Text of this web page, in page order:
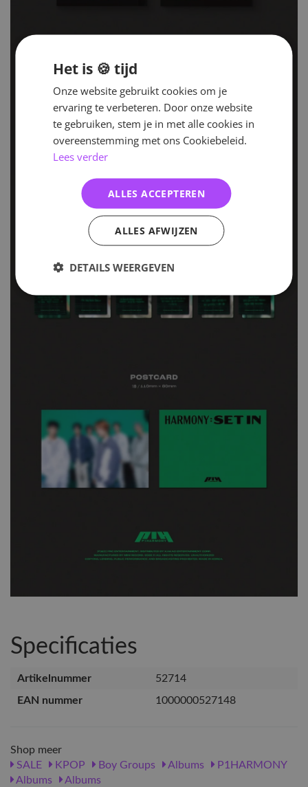
Specificaties
Artikelnummer
52714
EAN nummer
1000000527148
Shop meer
SALE
KPOP Boy Groups Albums
P1HARMONY
Albums
Albums
Het is 🍪 tijd
Onze website gebruikt cookies om je
ervaring te verbeteren. Door onze website
te gebruiken, stem je in met alle cookies in
overeenstemming met ons Cookiebeleid.
Lees verder
ALLES ACCEPTEREN
ALLES AFWIJZEN
DETAILS WEERGEVEN